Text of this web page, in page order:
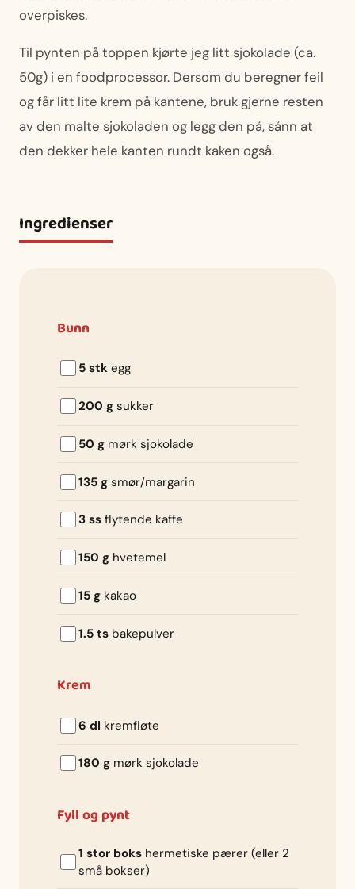
overpiskes.
Til pynten på toppen kjørte jeg litt sjokolade (ca.
50g) i en foodprocessor. Dersom du beregner feil
og får litt lite krem på kantene, bruk gjerne resten
av den malte sjokoladen og legg den på, sånn at
den dekker hele kanten rundt kaken også.
Ingredienser
Bunn
5 stk egg
200 g sukker
50 g mørk sjokolade
135 g smør/margarin
3 ss flytende kaffe
150 g hvetemel
15 g kakao
1.5 ts bakepulver
Krem
6 dl kremfløte
180 g mørk sjokolade
Fyll og pynt
1 stor boks hermetiske pærer (eller 2
små bokser)